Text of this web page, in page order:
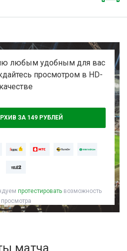
любым удобным для вас
просмотром в HD-
качестве
ЗА 149 РУБЛЕЙ
протестировать возможность
просмотра
матча